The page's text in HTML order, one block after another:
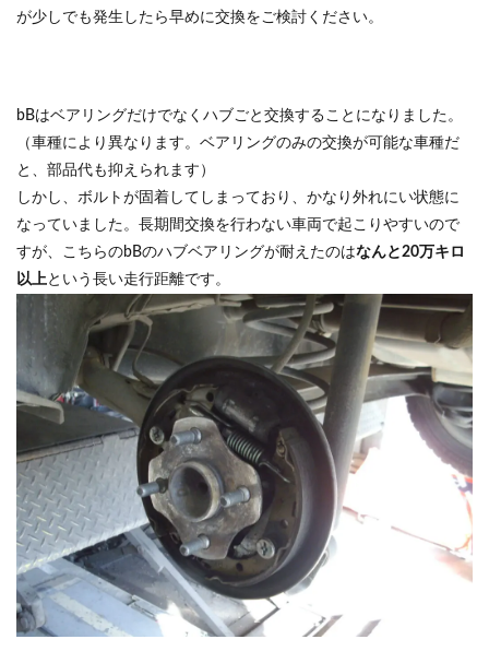
が少しでも発生したら早めに交換をご検討ください。
bBはベアリングだけでなくハブごと交換することになりました。
（車種により異なります。ベアリングのみの交換が可能な車種だ
と、部品代も抑えられます）
しかし、ボルトが固着してしまっており、かなり外れにい状態に
なっていました。長期間交換を行わない車両で起こりやすいので
すが、こちらのbBのハブベアリングが耐えたのはなんと20万キロ
以上という長い走行距離です。